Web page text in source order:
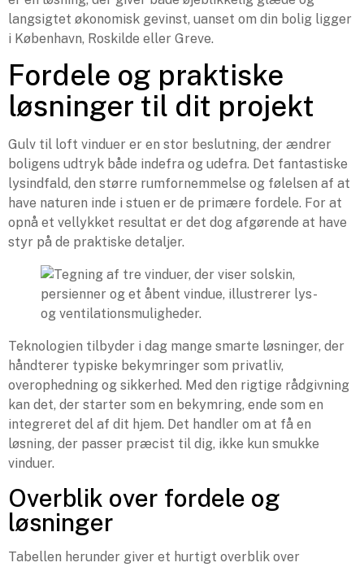
langsigtet økonomisk gevinst, uanset om din bolig ligger
i København, Roskilde eller Greve.
Fordele og praktiske
løsninger til dit projekt
Gulv til loft vinduer er en stor beslutning, der ændrer
boligens udtryk både indefra og udefra. Det fantastiske
lysindfald, den større rumfornemmelse og følelsen af at
have naturen inde i stuen er de primære fordele. For at
opnå et vellykket resultat er det dog afgørende at have
styr på de praktiske detaljer.
Teknologien tilbyder i dag mange smarte løsninger, der
håndterer typiske bekymringer som privatliv,
overophedning og sikkerhed. Med den rigtige rådgivning
kan det, der starter som en bekymring, ende som en
integreret del af dit hjem. Det handler om at få en
løsning, der passer præcist til dig, ikke kun smukke
vinduer.
Overblik over fordele og
løsninger
Tabellen herunder giver et hurtigt overblik over